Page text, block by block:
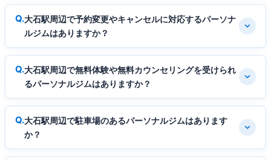
大石駅周辺で予約変更やキャンセルに対応するパーソナ
ルジムはありますか？
大石駅周辺で無料体験や無料カウンセリングを受けられ
るパーソナルジムはありますか？
大石駅周辺で駐車場のあるパーソナルジムはあります
か？